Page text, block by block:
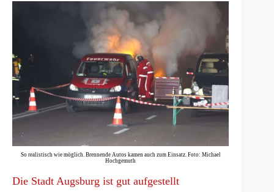
So realistisch wie möglich. Brennende Autos kamen auch zum Einsatz. Foto: Michael
Hochgemuth
Die Stadt Augsburg ist gut aufgestellt